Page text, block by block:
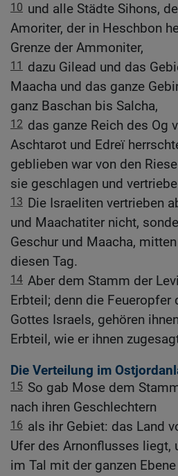
10 und alle Städte Sihons,
Amoriter, der in Heschbon
Grenze der Ammoniter,
11
dazu Gilead und das
Maacha und das ganze
ganz Baschan bis Salcha,
12 das ganze Reich des Og
Aschtarot und Edreï
geblieben war von den
sie geschlagen und
13 Die Israeliten vertrieben
und Maachatiter nicht,
Geschur und Maacha,
diesen Tag.
14 Aber dem Stamm der
Erbteil; denn die Feueropfer
Gottes Israels, gehören
Erbteil, wie er ihnen
Die Verteilung im
15 So gab Mose dem
nach ihren Geschlechtern
16 als ihr Gebiet: das Land
Ufer des Arnonflusses liegt,
im Tal mit der ganzen